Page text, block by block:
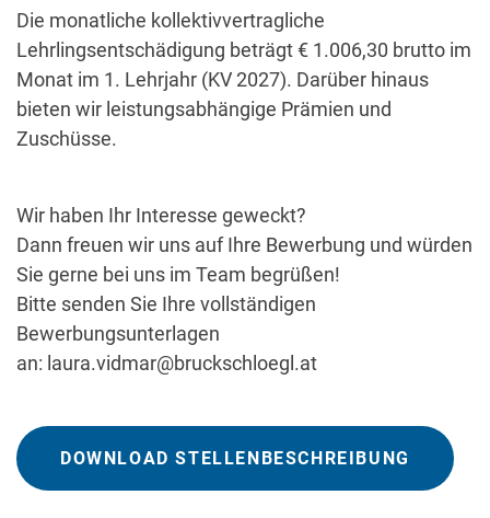
Die monatliche kollektivvertragliche
Lehrlingsentschädigung beträgt € 1.006,30 brutto im
Monat im 1. Lehrjahr (KV 2027). Darüber hinaus
bieten wir leistungsabhängige Prämien und
Zuschüsse.
Wir haben Ihr Interesse geweckt?
Dann freuen wir uns auf Ihre Bewerbung und würden
Sie gerne bei uns im Team begrüßen!
Bitte senden Sie Ihre vollständigen
Bewerbungsunterlagen
an: laura.vidmar@bruckschloegl.at
DOWNLOAD STELLENBESCHREIBUNG